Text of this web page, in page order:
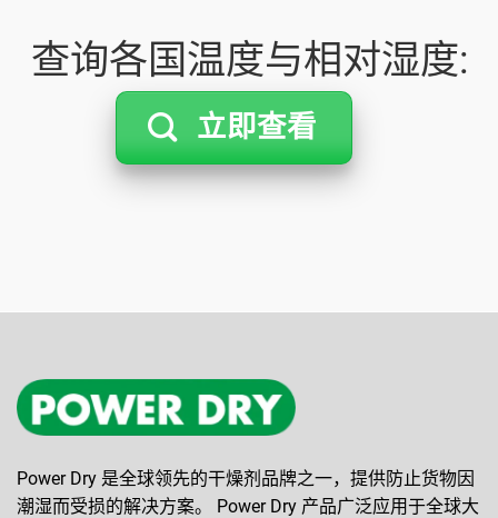
查询各国温度与相对湿度:
立即查看
Power Dry 是全球领先的干燥剂品牌之一，提供防止货物因
潮湿而受损的解决方案。 Power Dry 产品广泛应用于全球大